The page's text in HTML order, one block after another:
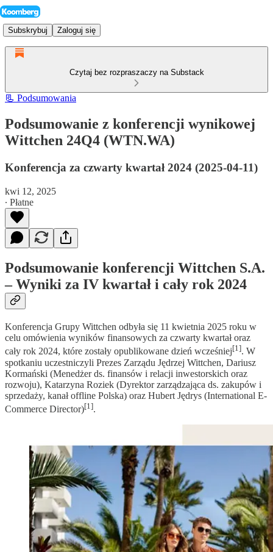
Subskrybuj Zaloguj się
Czytaj bez rozpraszaczy na Substack
📃 Podsumowania
Podsumowanie z konferencji wynikowej
Wittchen 24Q4 (WTN.WA)
Konferencja za czwarty kwartał 2024 (2025-04-11)
kwi 12, 2025
∙ Płatne
Podsumowanie konferencji Wittchen S.A.
– Wyniki za IV kwartał i cały rok 2024
Konferencja Grupy Wittchen odbyła się 11 kwietnia 2025 roku w
celu omówienia wyników finansowych za czwarty kwartał oraz
cały rok 2024, które zostały opublikowane dzień wcześniej[1]. W
spotkaniu uczestniczyli Prezes Zarządu Jędrzej Wittchen, Dariusz
Kormański (Menedżer ds. finansów i relacji inwestorskich oraz
rozwoju), Katarzyna Roziek (Dyrektor zarządzająca ds. zakupów i
sprzedaży, kanał offline Polska) oraz Hubert Jędrys (International E-
Commerce Director)[1].